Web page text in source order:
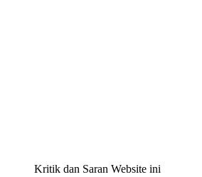
Kritik dan Saran Website ini